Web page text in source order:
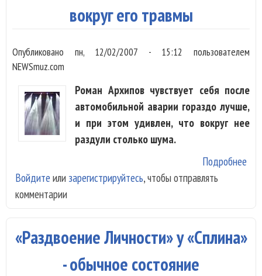
вокруг его травмы
Опубликовано пн, 12/02/2007 - 15:12
пользователем
NEWSmuz.com
Роман Архипов чувствует себя после
автомобильной аварии гораздо лучше,
и при этом удивлен, что вокруг нее
раздули столько шума.
Подробнее
его
Войдите или зарегистрируйтесь, чтобы отправлять
комментарии
«Раздвоение Личности» у «Сплина»
- обычное состояние